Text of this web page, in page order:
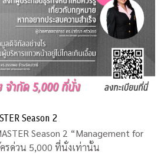
Season 2
2 “Management for
สมัครด่วน 5,000 ที่นั่งเท่านั้น